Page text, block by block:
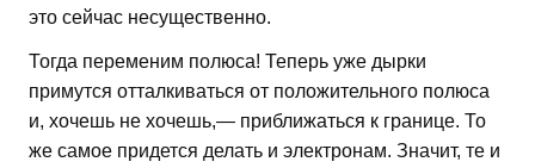
это сейчас несущественно.
Тогда переменим полюса! Теперь уже дырки
примутся отталкиваться от положительного полюса
и, хочешь не хочешь,— приближаться к границе. То
же самое придется делать и электронам. Значит, те и